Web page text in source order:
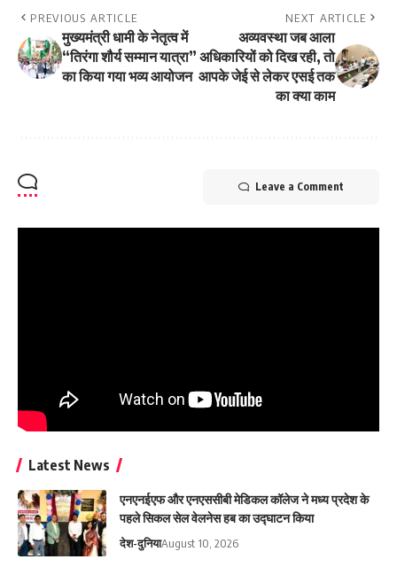
PREVIOUS ARTICLE
मुख्यमंत्री धामी के नेतृत्व में
“तिरंगा शौर्य सम्मान यात्रा”
का किया गया भव्य आयोजन
NEXT ARTICLE
अव्यवस्था जब आला
अधिकारियों को दिख रही, तो
आपके जेई से लेकर एसई तक
का क्या काम
Leave a Comment
Latest News
एनएनईएफ और एनएससीबी मेडिकल कॉलेज ने मध्य प्रदेश के
पहले सिकल सेल वेलनेस हब का उद्घाटन किया
देश-दुनियाAugust 10, 2026